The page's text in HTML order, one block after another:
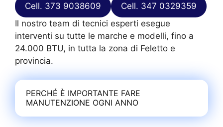
Cell. 373 9038609
Cell. 347 0329359
Il nostro team di tecnici esperti esegue
interventi su tutte le marche e modelli, fino a
24.000 BTU, in tutta la zona di Feletto e
provincia.
PERCHÉ È IMPORTANTE FARE
MANUTENZIONE OGNI ANNO